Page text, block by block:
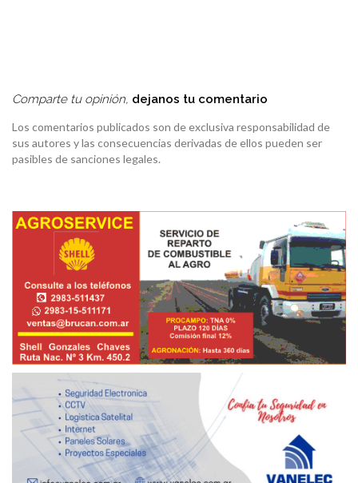
Comparte tu opinión, dejanos tu comentario
Los comentarios publicados son de exclusiva responsabilidad de
sus autores y las consecuencias derivadas de ellos pueden ser
pasibles de sanciones legales.